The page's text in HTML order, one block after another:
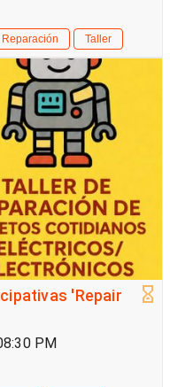
Reparación Taller
'Repair
PM